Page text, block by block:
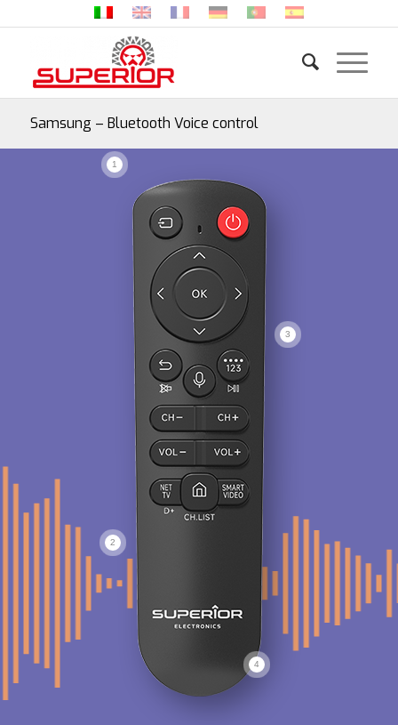
Samsung – Bluetooth Voice control
1
2
3
4